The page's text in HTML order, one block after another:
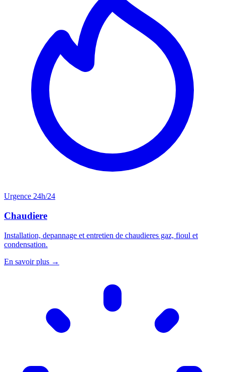
Urgence 24h/24
Chaudiere
Installation, depannage et entretien de chaudieres gaz, fioul et
condensation.
En savoir plus →